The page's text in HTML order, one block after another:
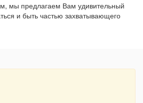
мы предлагаем Вам удивительный
и быть частью захватывающего